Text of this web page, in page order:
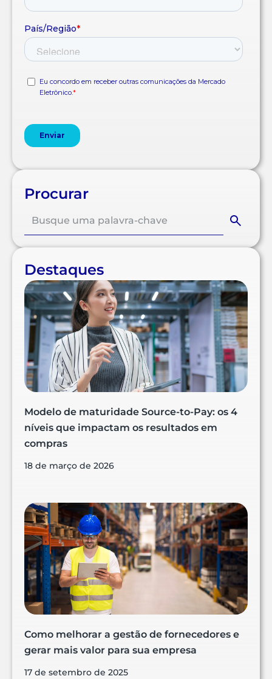
Procurar
Destaques
Modelo de maturidade Source-to-Pay: os 4
níveis que impactam os resultados em
compras
18 de março de 2026
Como melhorar a gestão de fornecedores e
gerar mais valor para sua empresa
17 de setembro de 2025